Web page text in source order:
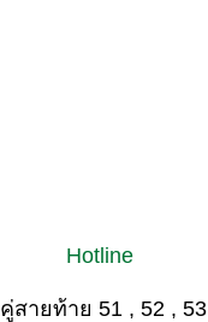
Hotline
คู่สายท้าย 51 , 52 , 53